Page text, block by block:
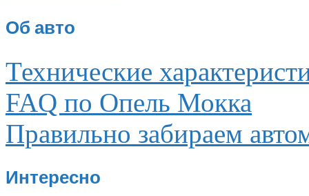
Об авто
Технические
FAQ по Опель Мокка
Правильно забираем
Интересно